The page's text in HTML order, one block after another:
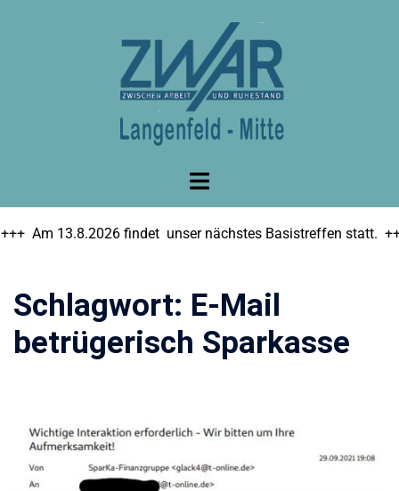
Am 13.8.2026 findet unser nächstes Basistreffen statt.
Schlagwort: E-Mail
betrügerisch Sparkasse